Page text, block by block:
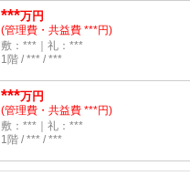
***万円
(管理費・共益費 ***円)
敷：***｜礼：***
1階 / *** / ***
***万円
(管理費・共益費 ***円)
敷：***｜礼：***
1階 / *** / ***